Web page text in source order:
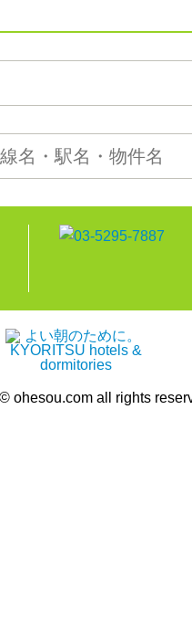
ohesou.com all rights